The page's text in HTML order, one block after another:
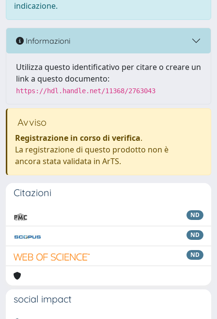
indicazione.
Informazioni
Utilizza questo identificativo per citare o creare un
link a questo documento:
https://hdl.handle.net/11368/2763043
Avviso
Registrazione in corso di verifica.
La registrazione di questo prodotto non è
ancora stata validata in ArTS.
Citazioni
ND
ND
ND
social impact